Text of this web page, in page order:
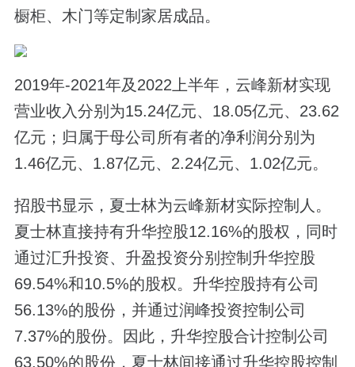
橱柜、木门等定制家居成品。
2019年-2021年及2022上半年，云峰新材实现
营业收入分别为15.24亿元、18.05亿元、23.62
亿元；归属于母公司所有者的净利润分别为
1.46亿元、1.87亿元、2.24亿元、1.02亿元。
招股书显示，夏士林为云峰新材实际控制人。
夏士林直接持有升华控股12.16%的股权，同时
通过汇升投资、升盈投资分别控制升华控股
69.54%和10.5%的股权。升华控股持有公司
56.13%的股份，并通过润峰投资控制公司
7.37%的股份。因此，升华控股合计控制公司
63.50%的股份，夏士林间接通过升华控股控制